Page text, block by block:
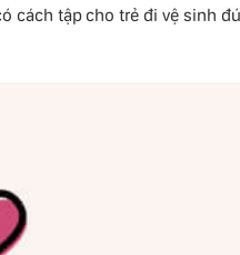
cách tập cho trẻ đi vệ sinh